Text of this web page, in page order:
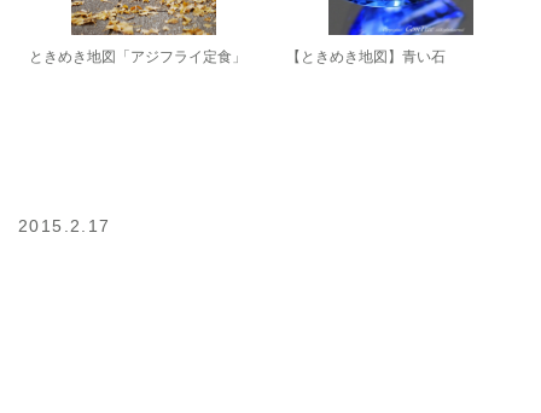
ときめき地図「アジフライ定食」 【ときめき地図】青い石
2015.2.17